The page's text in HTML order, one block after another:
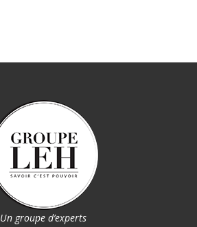
Un groupe d’experts